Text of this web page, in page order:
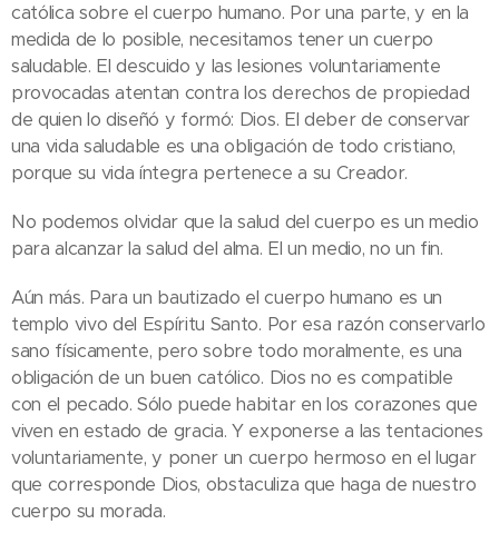
católica sobre el cuerpo humano. Por una parte, y en la
medida de lo posible, necesitamos tener un cuerpo
saludable. El descuido y las lesiones voluntariamente
provocadas atentan contra los derechos de propiedad
de quien lo diseñó y formó: Dios. El deber de conservar
una vida saludable es una obligación de todo cristiano,
porque su vida íntegra pertenece a su Creador.
No podemos olvidar que la salud del cuerpo es un medio
para alcanzar la salud del alma. El un medio, no un fin.
Aún más. Para un bautizado el cuerpo humano es un
templo vivo del Espíritu Santo. Por esa razón conservarlo
sano físicamente, pero sobre todo moralmente, es una
obligación de un buen católico. Dios no es compatible
con el pecado. Sólo puede habitar en los corazones que
viven en estado de gracia. Y exponerse a las tentaciones
voluntariamente, y poner un cuerpo hermoso en el lugar
que corresponde Dios, obstaculiza que haga de nuestro
cuerpo su morada.